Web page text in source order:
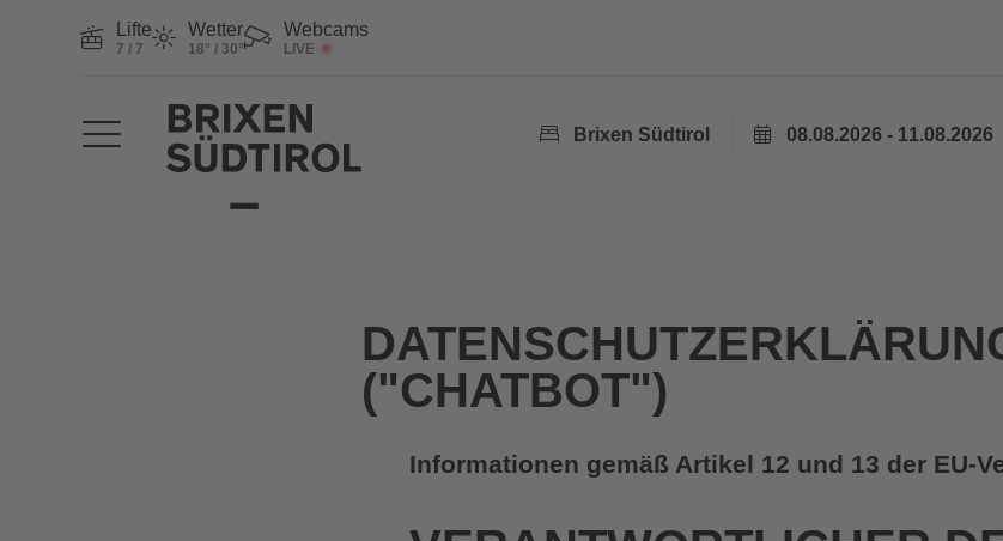
Lifte
7 / 7
Wetter
18° / 30°
Webcams
LIVE
Brixen Südtirol 08.08.2026 - 11.08.2026
("CHATBOT")
Informationen gemäß Artikel 12 und 13 der EU-